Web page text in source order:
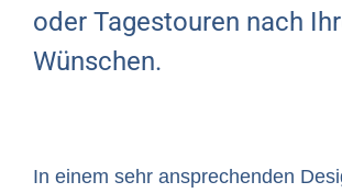
oder Tagestouren nach
Wünschen.
In einem sehr ansprechenden